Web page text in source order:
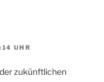
UHR
zukünftlichen